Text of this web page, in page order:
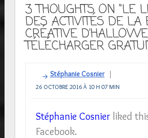
3 THOUGHTS ON “LE
DES ACTIVITÉS DE LA
CRÉATIVE
TÉLÉCHARGER
Stéphanie Cosnier
26 OCTOBRE 2016 À 10 H 07 MIN
Stéphanie Cosnierliked
Facebook.